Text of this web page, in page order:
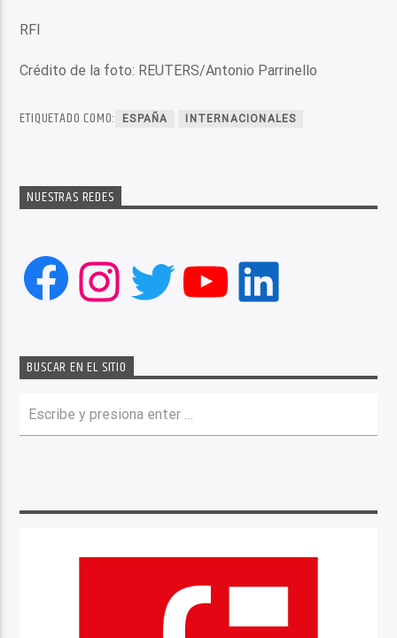
RFI
Crédito de la foto: REUTERS/Antonio Parrinello
ETIQUETADO COMO: ESPAÑA INTERNACIONALES
NUESTRAS REDES
Facebook
Instagram
Twitter
YouTube
LinkedIn
BUSCAR EN EL SITIO